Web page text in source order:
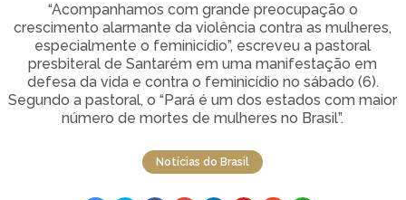
“Acompanhamos com grande preocupação o
crescimento alarmante da violência contra as mulheres,
especialmente o feminicídio”, escreveu a pastoral
presbiteral de Santarém em uma manifestação em
defesa da vida e contra o feminicídio no sábado (6).
Segundo a pastoral, o “Pará é um dos estados com maior
número de mortes de mulheres no Brasil”.
Notícias do Brasil